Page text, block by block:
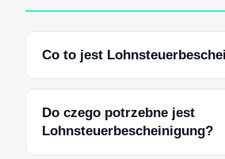
Co to jest
Do czego potrzebne jest
Lohnsteuerbescheinigung?